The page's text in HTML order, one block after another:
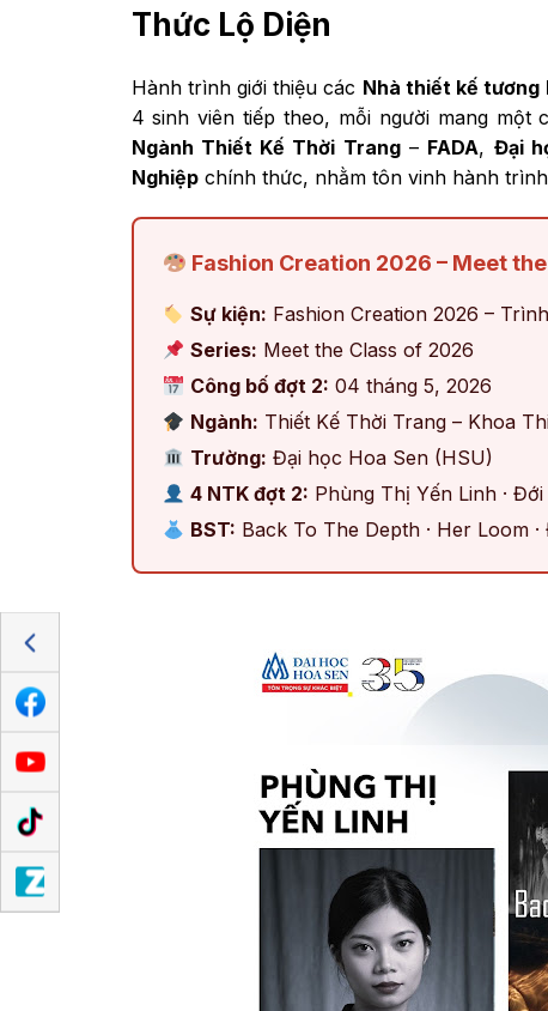
Thức Lộ Diện
Hành trình giới thiệu các Nhà thiết kế tương
4 sinh viên tiếp theo, mỗi người mang
Ngành Thiết Kế Thời Trang– FADA, Đại
Nghiệpchính thức, nhằm tôn vinh hành
Fashion Creation 2026 – Meet
Sự kiện: Fashion Creation 2026 –
Series: Meet the Class of 2026
Công bố đợt 2: 04 tháng 5, 2026
Ngành: Thiết Kế Thời Trang – Khoa
Trường: Đại học Hoa Sen (HSU)
4 NTK đợt 2: Phùng Thị Yến Linh ·
BST: Back To The Depth · Her Loom